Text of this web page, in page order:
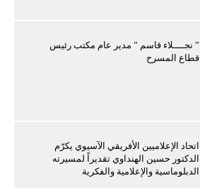
” نجــــلاء قاسم ” مدير عام مكتب رئيس
قطاع المسرح
اتحاد الإعلاميين الأفريقي الآسيوي يكرّم
الدكتور حسين الهنداوي تقديراً لمسيرته
الدبلوماسية والإعلامية والفكرية